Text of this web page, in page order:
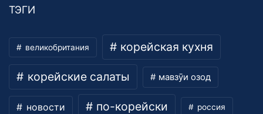
ТЭГИ
великобритания корейская кухня
корейские салаты мавзӯи озод
новости по-корейски россия